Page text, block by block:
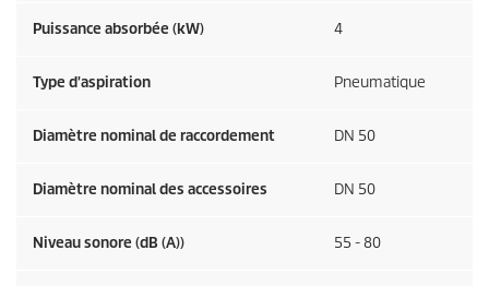
Puissance absorbée (kW) 4
Type d'aspiration Pneumatique
Diamètre nominal de raccordement DN 50
Diamètre nominal des accessoires DN 50
Niveau sonore (dB (A)) 55 - 80